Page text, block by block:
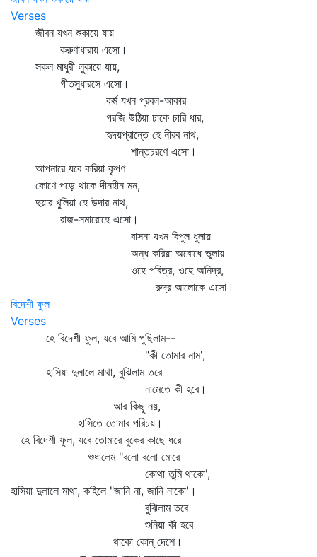
Verses
জীবন যখন শুকায়ে যায়
করুণাধারায় এসো।
সকল মাধুরী লুকায়ে যায়,
গীতসুধারসে এসো।
কর্ম যখন প্রবল-আকার
গরজি উঠিয়া ঢাকে চারি ধার,
হৃদয়প্রান্তে হে নীরব নাথ,
শান্তচরণে এসো।
আপনারে যবে করিয়া কৃপণ
কোণে পড়ে থাকে দীনহীন মন,
দুয়ার খুলিয়া হে উদার নাথ,
রাজ-সমারোহে এসো।
বাসনা যখন বিপুল ধুলায়
অন্ধ করিয়া অবোধে ভুলায়
ওহে পবিত্র, ওহে অনিদ্র,
রুদ্র আলোকে এসো।
বিদেশী ফুল
Verses
হে বিদেশী ফুল, যবে আমি পুছিলাম--
"কী তোমার নাম',
হাসিয়া দুলালে মাথা, বুঝিলাম তরে
নামেতে কী হবে।
আর কিছু নয়,
হাসিতে তোমার পরিচয়।
হে বিদেশী ফুল, যবে তোমারে বুকের কাছে ধরে
শুধালেম "বলো বলো মোরে
কোথা তুমি থাকো',
হাসিয়া দুলালে মাথা, কহিলে "জানি না, জানি নাকো'।
বুঝিলাম তবে
শুনিয়া কী হবে
থাকো কোন্‌ দেশে।